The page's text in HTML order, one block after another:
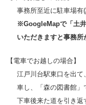
事務所至近に駐車場
※GoogleMapで「土
いただきますと事務
【電車でお越しの場合】
江戸川台駅東口を出
車し、「森の図書館」
下車後来た道を引き返